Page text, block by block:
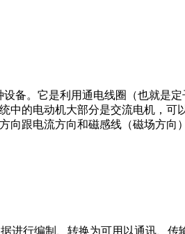
备。它是利用通电线圈（也就是
中的电动机大部分是交流电机，
向跟电流方向和磁感线（磁场方向
进行编制、转换为可用以通讯、